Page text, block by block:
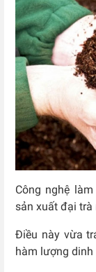
Công nghệ
sản xuất đại trà
Điều này vừa
hàm lượng